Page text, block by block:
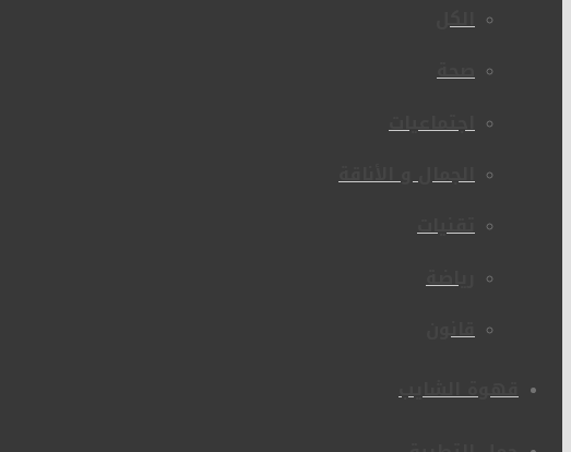
الكل
صحة
اجتماعيات
الجمال و الأناقة
تقنيات
رياضة
قانون
قهوة الشايب